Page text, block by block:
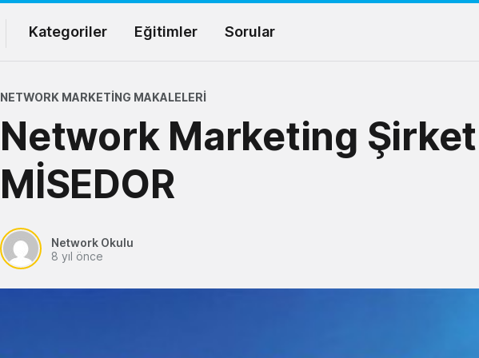
Kategoriler Eğitimler Sorular
NETWORK MARKETING MAKALELERI
Network Marketing
MİSEDOR
Network Okulu
8 yıl önce